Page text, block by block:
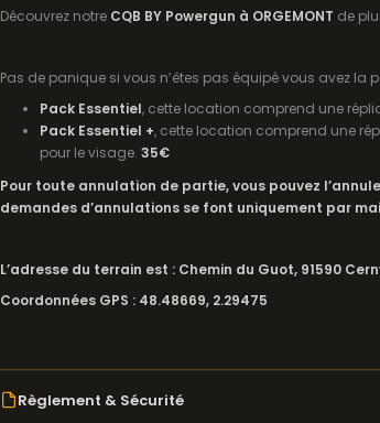
Découvrez notre CQB BY Powergun à ORGEMONT de
Pas de panique si vous n’êtes pas équipé vous avez la
Pack Essentiel, cette location comprend une
Pack Essentiel +, cette location comprend une
pour le visage. 35€
Pour toute annulation de partie, vous pouvez
demandes d’annulations se font uniquement par
L’adresse du terrain est : Chemin du Guot, 91590
Coordonnées GPS : 48.48669, 2.29475
Règlement & Sécurité